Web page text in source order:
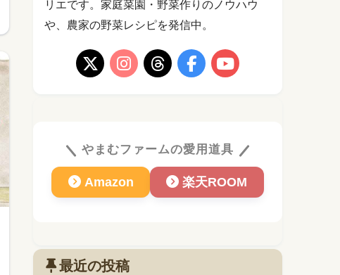
リエです。家庭菜園・野菜作りのノウハウ
や、農家の野菜レシピを発信中。
やまむファームの愛用道具
Amazon 楽天ROOM
最近の投稿